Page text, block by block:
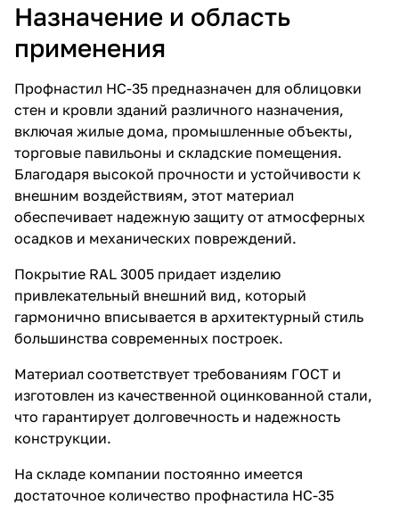
Назначение и область
применения
Профнастил НС-35 предназначен для облицовки
стен и кровли зданий различного назначения,
включая жилые дома, промышленные объекты,
торговые павильоны и складские помещения.
Благодаря высокой прочности и устойчивости к
внешним воздействиям, этот материал
обеспечивает надежную защиту от атмосферных
осадков и механических повреждений.
Покрытие RAL 3005 придает изделию
привлекательный внешний вид, который
гармонично вписывается в архитектурный стиль
большинства современных построек.
Материал соответствует требованиям ГОСТ и
изготовлен из качественной оцинкованной стали,
что гарантирует долговечность и надежность
конструкции.
На складе компании постоянно имеется
достаточное количество профнастила НС-35